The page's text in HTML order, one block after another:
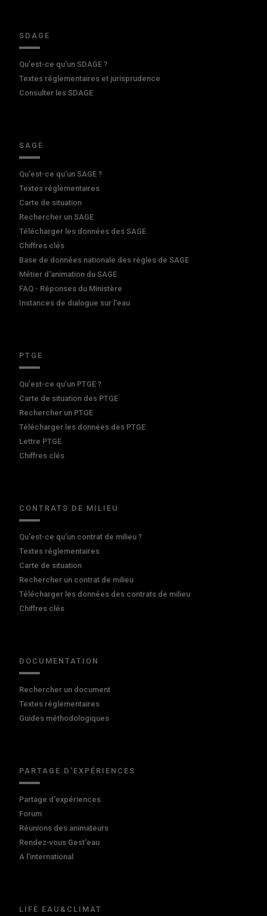
SDAGE
Qu'est-ce qu'un SDAGE ?
Textes réglementaires et jurisprudence
Consulter les SDAGE
SAGE
Qu'est-ce qu'un SAGE ?
Textes réglementaires
Carte de situation
Rechercher un SAGE
Télécharger les données des SAGE
Chiffres clés
Base de données nationale des règles de SAGE
Métier d'animation du SAGE
FAQ - Réponses du Ministère
Instances de dialogue sur l'eau
PTGE
Qu’est-ce qu’un PTGE ?
Carte de situation des PTGE
Rechercher un PTGE
Télécharger les données des PTGE
Lettre PTGE
Chiffres clés
CONTRATS DE MILIEU
Qu'est-ce qu'un contrat de milieu ?
Textes réglementaires
Carte de situation
Rechercher un contrat de milieu
Télécharger les données des contrats de milieu
Chiffres clés
DOCUMENTATION
Rechercher un document
Textes réglementaires
Guides méthodologiques
PARTAGE D'EXPÉRIENCES
Partage d'expériences
Forum
Réunions des animateurs
Rendez-vous Gest'eau
A l'international
LIFE EAU&CLIMAT